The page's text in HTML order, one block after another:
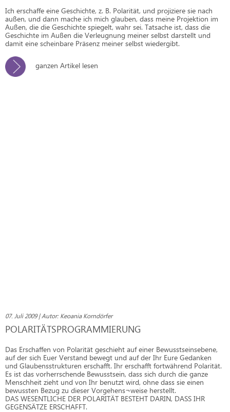
Ich erschaffe eine Geschichte, z. B. Polarität, und projiziere sie nach
außen, und dann mache ich mich glauben, dass meine Projektion im
Außen, die die Geschichte spiegelt, wahr sei. Tatsache ist, dass die
Geschichte im Außen die Verleugnung meiner selbst darstellt und
damit eine scheinbare Präsenz meiner selbst wiedergibt.
ganzen Artikel lesen
07. Juli 2009 | Autor: Keoania Korndörfer
POLARITÄTSPROGRAMMIERUNG
Das Erschaffen von Polarität geschieht auf einer Bewusstseinsebene,
auf der sich Euer Verstand bewegt und auf der Ihr Eure Gedanken
und Glaubensstrukturen erschafft. Ihr erschafft fortwährend Polarität.
Es ist das vorherrschende Bewusstsein, dass sich durch die ganze
Menschheit zieht und von Ihr benutzt wird, ohne dass sie einen
bewussten Bezug zu dieser Vorgehens¬weise herstellt.
DAS WESENTLICHE DER POLARITÄT BESTEHT DARIN, DASS IHR
GEGENSÄTZE ERSCHAFFT.